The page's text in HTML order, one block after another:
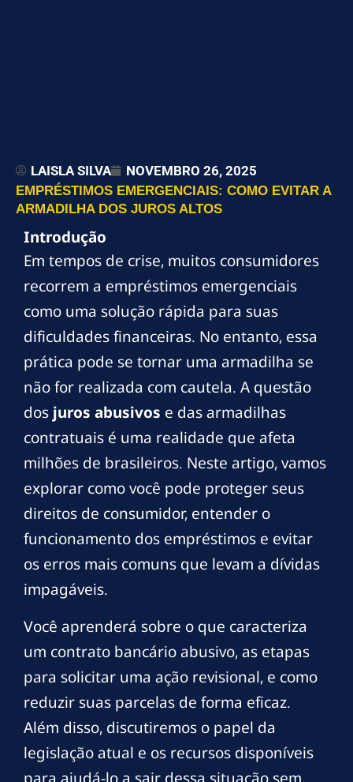
LAISLA SILVA NOVEMBRO 26, 2025
EMPRÉSTIMOS EMERGENCIAIS: COMO EVITAR A
ARMADILHA DOS JUROS ALTOS
Introdução
Em tempos de crise, muitos consumidores
recorrem a empréstimos emergenciais
como uma solução rápida para suas
dificuldades financeiras. No entanto, essa
prática pode se tornar uma armadilha se
não for realizada com cautela. A questão
dos juros abusivos e das armadilhas
contratuais é uma realidade que afeta
milhões de brasileiros. Neste artigo, vamos
explorar como você pode proteger seus
direitos de consumidor, entender o
funcionamento dos empréstimos e evitar
os erros mais comuns que levam a dívidas
impagáveis.
Você aprenderá sobre o que caracteriza
um contrato bancário abusivo, as etapas
para solicitar uma ação revisional, e como
reduzir suas parcelas de forma eficaz.
Além disso, discutiremos o papel da
legislação atual e os recursos disponíveis